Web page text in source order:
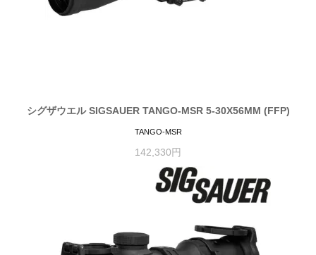
シグザウエル SIGSAUER TANGO-MSR 5-30X56MM (FFP)
TANGO-MSR
142,330円